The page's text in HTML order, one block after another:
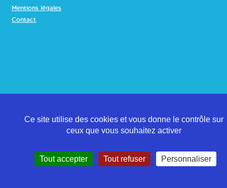
Mentions légales
Contact
Ce site utilise des cookies et vous donne le contrôle sur
ceux que vous souhaitez activer
Tout accepter Tout refuser Personnaliser